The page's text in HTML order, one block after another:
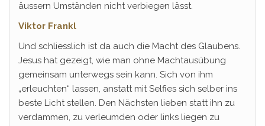
äussern Umständen nicht verbiegen lässt.
Viktor Frankl
Und schliesslich ist da auch die Macht des Glaubens.
Jesus hat gezeigt, wie man ohne Machtausübung
gemeinsam unterwegs sein kann. Sich von ihm
„erleuchten“ lassen, anstatt mit Selfies sich selber ins
beste Licht stellen. Den Nächsten lieben statt ihn zu
verdammen, zu verleumden oder links liegen zu